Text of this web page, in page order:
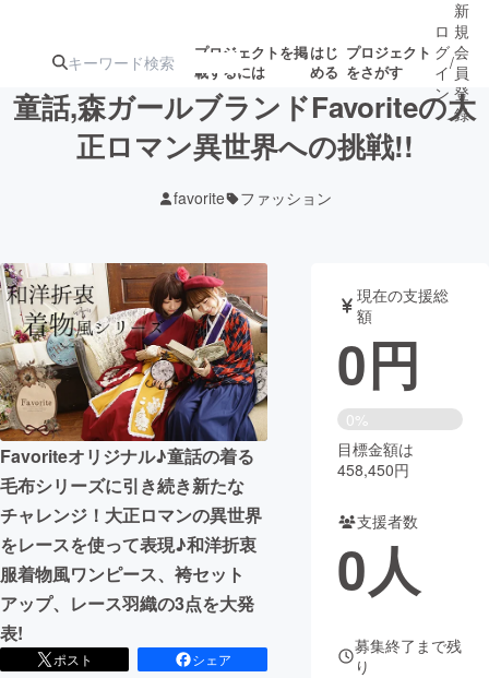
プロジェクトを掲
載するには
はじ
める
プロジェクト
をさがす
ジェクト
ロジェクト
アート・写真 音楽
テクノロジー・ガジェット ゲーム・サ
映像・映画 書籍・雑誌
ビジネス・起業 チャレンジ
まちづくり・地域活性化
CAMPFIRE for Social Good
CAMPFIRE Creation
ロ
グ
イ
ン
/
新
規
会
員
登
録
童話,森ガールブランドFavoriteの大
正ロマン異世界への挑戦!!
favorite ファッション
Favoriteオリジナル♪童話の着る
毛布シリーズに引き続き新たな
チャレンジ！大正ロマンの異世界
をレースを使って表現♪和洋折衷
服着物風ワンピース、袴セット
アップ、レース羽織の3点を大発
表!
ポスト
シェア
現在の支援総
額
0円
0%
目標金額は
458,450円
支援者数
0人
募集終了まで残
り